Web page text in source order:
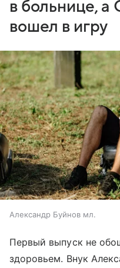
в больнице, а
вошел в игру
Александр Буйнов мл.
Первый выпуск не
здоровьем. Внук